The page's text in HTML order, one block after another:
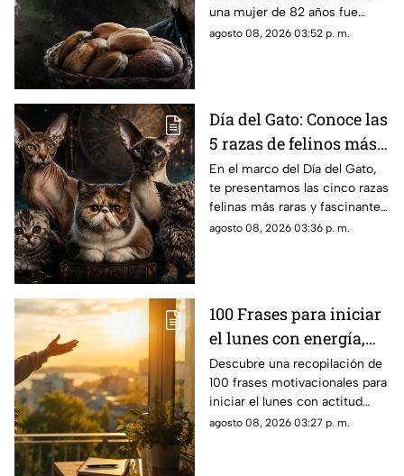
en Puebla: le robaron
unos pesos
una mujer de 82 años fue
asesinada al regresar de
agosto 08, 2026 03:52 p. m.
Día del Gato: Conoce las
5 razas de felinos más
raras del mundo
En el marco del Día del Gato,
te presentamos las cinco razas
felinas más raras y fascinantes
del planeta por sus singulares
agosto 08, 2026 03:36 p. m.
100 Frases para iniciar
el lunes con energía,
motivación y éxito
Descubre una recopilación de
100 frases motivacionales para
iniciar el lunes con actitud
positiva, superar la rutina y
agosto 08, 2026 03:27 p. m.